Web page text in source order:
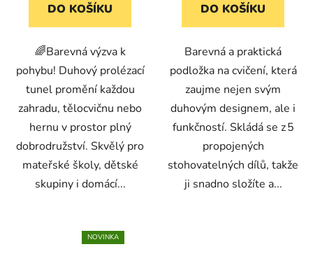
DO KOŠÍKU
🌈Barevná výzva k
pohybu! Duhový prolézací
tunel promění každou
zahradu, tělocvičnu nebo
hernu v prostor plný
dobrodružství. Skvělý pro
mateřské školy, dětské
skupiny i domácí...
DO KOŠÍKU
Barevná a praktická
podložka na cvičení, která
zaujme nejen svým
duhovým designem, ale i
funkčností. Skládá se z 5
propojených
stohovatelných dílů, takže
ji snadno složíte a...
NOVINKA